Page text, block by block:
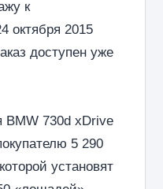
к
октября 2015
доступен уже
730d xDrive
5 290
установят